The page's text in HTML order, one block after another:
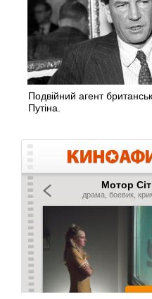
Подвійний агент
Путіна.